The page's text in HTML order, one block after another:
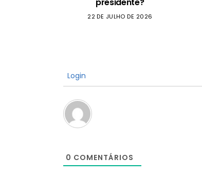
22 DE JULHO DE 2026
Login
0 COMENTÁRIOS